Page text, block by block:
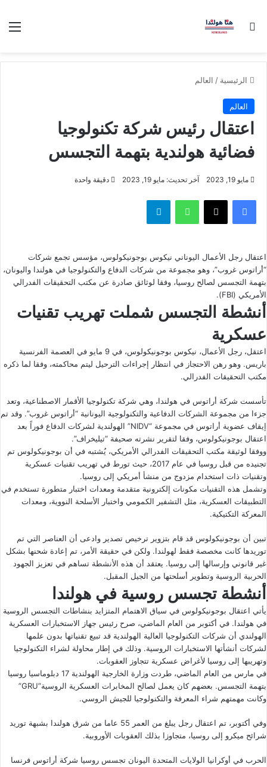
بحث عن
الرئيسية / العالم
العالم
اعتقال رئيس شركة تكنولوجيا
فضائية هولندية بتهمة التجسس
مايو 19, 2023 آخر تحديث: مايو 19, 2023 دقيقة واحدة
فيسبوك ‫X واتساب تيلقرام
اعتقال رجل الأعمال اليوناني نيكوس بوجونيكولوس، مؤسس تجمع شركات
“أراتوس غروب”، وهو مجموعة من شركات الدفاع والتكنولوجيا في هولندا واليونان،
بتهمة التجسس لصالح روسيا، وفقا لوثائق صادرة عن مكتب التحقيقات الفدرالي
الأمريكي (FBI).
أنشطة التجسس شملت تهريب تقنيات
عسكرية
اعتقل، رجل الأعمال، نيكوس بوجونيكولوس، في 9 مايو في العصمة الفرنسية
باريس. وهو رهن الاحتجاز في انتظار إجراءات الترحيل ليتم محاكمته، وفقا لما ذكره
مكتب التحقيقات الفدرالي.
تأسست شركة أراتوس في هولندا، وهي شركة تكنولوجيا الأقمار الاصطناعية، وتعد
جزءا من مجموعة الشركات الدفاعية والتكنولوجية اليونانية “أراتوس غروب”. وقد تم
إيقاف عضوية أراتوس في مجموعة “NIDV” الهولندية لشركات الدفاع فوراً بعد
اعتقال بوجونيكولوس، وفقا لتقرير نشرته صحيفة “تيليخراف”.
ووفقا لوثيقة مكتب التحقيقات الفدرالي الأمريكي، يُشتبه في أن بوجونيكولوس تم
تجنيده من قبل روسيا في عام 2017، حيث تورط في تهريب تقنيات عسكرية
وتقنيات ذات استخدام مزدوج من منشأ أمريكي إلى روسيا.
وتشمل هذه التقنيات مكونات إلكترونية متقدمة ومعدات اختبار متطورة تستخدم في
التطبيقات العسكرية، مثل التشفير الكمومي واختبار الأسلحة النووية، ومعدات
المعركة التكتيكية.
تبين أن بوجونيكولوس قد قام بتزوير ترخيص تصدير وادعى أن العناصر التي تم
توريدها كانت مخصصة فقط لهولندا. ولكن في حقيقة الأمر، تم إعادة شحنها بشكل
غير قانوني وإرسالها إلى روسيا. يعتقد أن هذه الأنشطة تساهم في تعزيز الجهود
الحربية الروسية وتطوير أسلحتها من الجيل المقبل.
أنشطة تجسس روسية في هولندا
يأتي اعتقال بوجونيكولوس في سياق الاهتمام المتزايد بنشاطات التجسس الروسية
في هولندا. في أكتوبر من العام الماضي، صرح رئيس جهاز الاستخبارات العسكرية
الهولندي أن شركات التكنولوجيا العالية الهولندية قد تبيع تقنياتها بدون علمها
لشركات أنشأتها الاستخبارات الروسية. وذلك في إطار محاولة لشراء التكنولوجيا
وتهريبها إلى روسيا لأغراض عسكرية تتجاوز العقوبات.
في مارس من العام الماضي، طردت
وزارة الخارجية الهولندية 17 دبلوماسيا روسيا
بتهمة التجسس. بعضهم كان يعمل لصالح المخابرات العسكرية الروسية”GRU”
وكانت مهمتهم شراء المعرفة والتكنولوجيا للجيش الروسي.
وفي أكتوبر، تم اعتقال
رجل يبلغ من العمر 55 عاما من شرق هولندا بشبهة توريد
شرائح ميكرو إلى روسيا، متجاوزا بذلك العقوبات الأوروبية.
الحرب في أوكرانيا الولايات المتحدة اليونان تجسس روسيا شركة أراتوس فرنسا